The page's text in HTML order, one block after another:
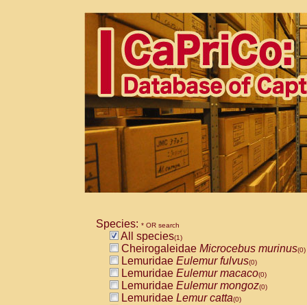
Species: * OR search
All species(1)
Cheirogaleidae Microcebus murinus(0)
Lemuridae Eulemur fulvus(0)
Lemuridae Eulemur macaco(0)
Lemuridae Eulemur mongoz(0)
Lemuridae Lemur catta(0)